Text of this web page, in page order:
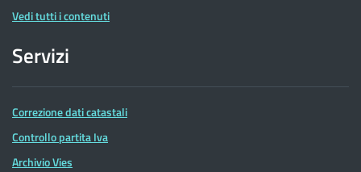
Vedi tutti i contenuti
Servizi
Correzione dati catastali
Controllo partita Iva
Archivio Vies